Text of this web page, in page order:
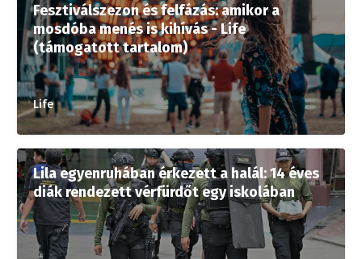
Fesztiválszezon és felfázás: amikor a
mosdóba menés is kihívás - Life
(támogatott tartalom)
Life
Lila egyenruhában érkezett a halál: 14 éves
diák rendezett vérfürdőt egy iskolában